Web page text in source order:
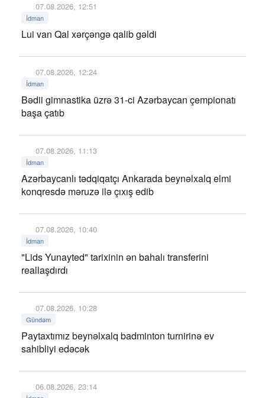
07.08.2026, 12:51
İdman
Lui van Qal xərçəngə qalib gəldi
07.08.2026, 12:24
İdman
Bədii gimnastika üzrə 31-ci Azərbaycan çempionatı
başa çatıb
07.08.2026, 11:13
İdman
Azərbaycanlı tədqiqatçı Ankarada beynəlxalq elmi
konqresdə məruzə ilə çıxış edib
07.08.2026, 10:40
İdman
"Lids Yunayted" tarixinin ən bahalı transferini
reallaşdırdı
07.08.2026, 10:28
Gündəm
Paytaxtımız beynəlxalq badminton turnirinə ev
sahibliyi edəcək
06.08.2026, 23:14